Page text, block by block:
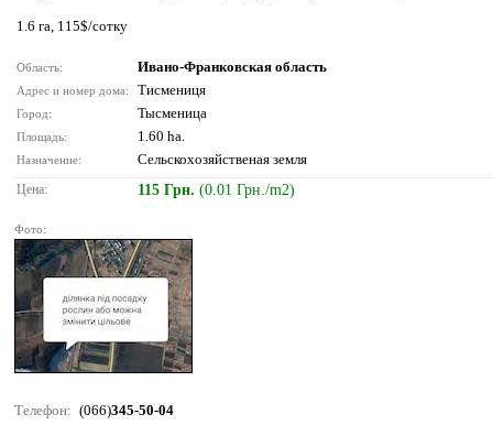
1.6 га, 115$/сотку
Область: Ивано-Франковская область
Адрес и номер дома: Тисмениця
Город: Тысменица
Площадь: 1.60 ha.
Назначение: Сельскохозяйственая земля
Цена: 115 Грн. (0.01 Грн./m2)
Фото:
Телефон: (066)345-50-04